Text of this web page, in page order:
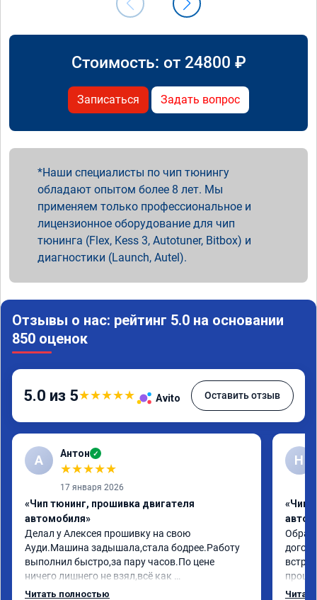
Стоимость: от 24800 ₽
Записаться Задать вопрос
Наши специалисты по чип тюнингу
обладают опытом более 8 лет. Мы
применяем только профессиональное и
лицензионное оборудование для чип
тюнинга (Flex, Kess 3, Autotuner, Bitbox) и
диагностики (Launch, Autel).
Отзывы о нас: рейтинг 5.0 на основании
850 оценок
5.0 из 5★★★★★ Avito Оставить отзыв
А Антон ✓
★★★★★
17 января 2026
«Чип тюнинг, прошивка двигателя
автомобиля»
Делал у Алексея прошивку на свою
Ауди.Машина задышала,стала бодрее.Работу
выполнил быстро,за пару часов.По цене
ничего лишнего не взял,всё как
договаривались заранее.После работы
Читать полностью
Н
«Чип
Арман